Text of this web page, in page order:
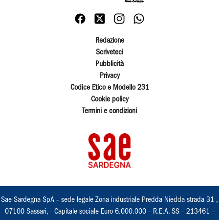
Redazione
Scriveteci
Pubblicità
Privacy
Codice Etico e Modello 231
Cookie policy
Termini e condizioni
Sae Sardegna SpA – sede legale Zona industriale Predda Niedda strada 31 ,
07100 Sassari, - Capitale sociale Euro 6.000.000 – R.E.A. SS – 213461 –